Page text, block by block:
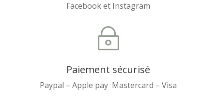
Facebook et Instagram
~
Paiement sécurisé
Paypal – Apple pay Mastercard – Visa